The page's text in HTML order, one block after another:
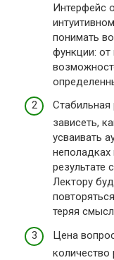
Интерфейс
понимать
функции:
Стабильная
зависеть,
усваивать
неполадках
результате
Лектору
теряя
Цена
количество